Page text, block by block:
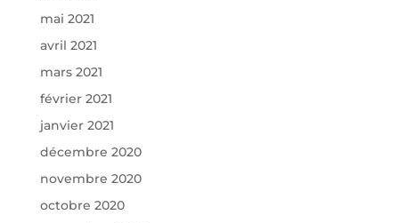
mai 2021
avril 2021
mars 2021
février 2021
janvier 2021
décembre 2020
novembre 2020
octobre 2020